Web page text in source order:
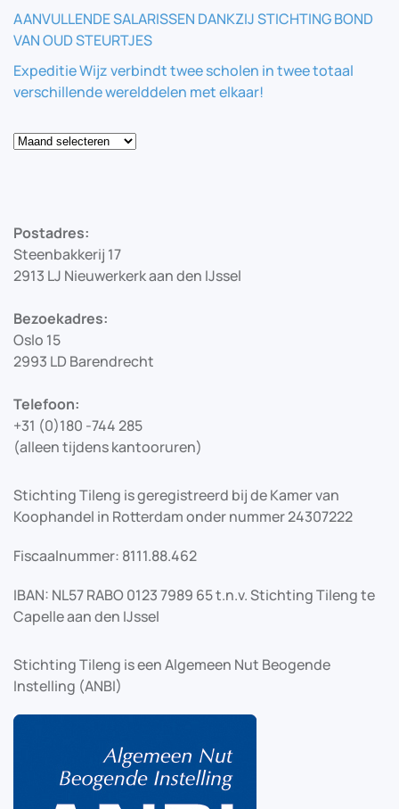
AANVULLENDE SALARISSEN DANKZIJ STICHTING BOND
VAN OUD STEURTJES
Expeditie Wijz verbindt twee scholen in twee totaal
verschillende werelddelen met elkaar!
Blog
Postadres:
Steenbakkerij 17
2913 LJ Nieuwerkerk aan den IJssel
Bezoekadres:
Oslo 15
2993 LD Barendrecht
Telefoon:
+31 (0)180 -744 285
(alleen tijdens kantooruren)
Stichting Tileng is geregistreerd bij de Kamer van
Koophandel in Rotterdam onder nummer 24307222
Fiscaalnummer: 8111.88.462
IBAN: NL57 RABO 0123 7989 65 t.n.v. Stichting Tileng te
Capelle aan den IJssel
Stichting Tileng is een Algemeen Nut Beogende
Instelling (ANBI)